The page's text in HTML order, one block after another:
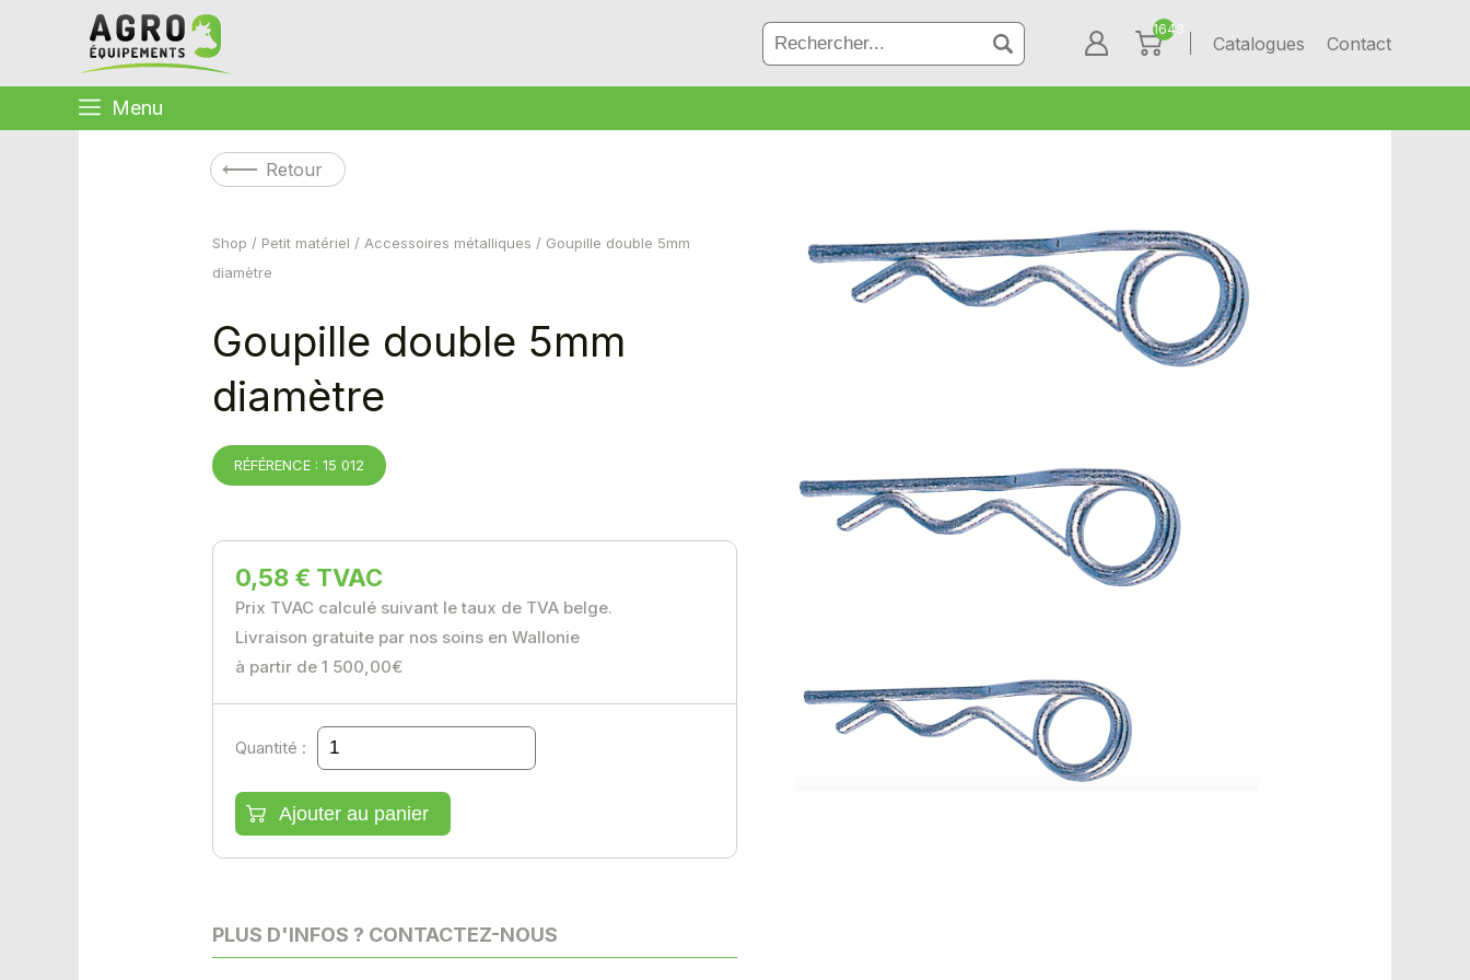
1643
Catalogues Contact
Menu
Retour
Shop / Petit matériel / Accessoires métalliques / Goupille double 5mm
diamètre
Goupille double 5mm
diamètre
RÉFÉRENCE : 15 012
0,58 € TVAC
Prix TVAC calculé suivant le taux de TVA belge.
Livraison gratuite par nos soins en Wallonie
à partir de 1 500,00€
Quantité :
PLUS D'INFOS ? CONTACTEZ-NOUS